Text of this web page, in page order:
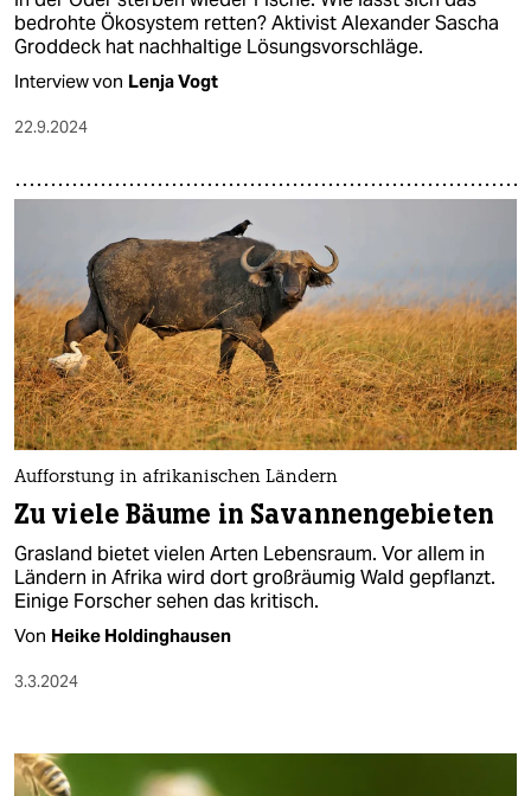
bedrohte Ökosystem retten? Aktivist Alexander Sascha
Groddeck hat nachhaltige Lösungsvorschläge.
Interview von Lenja Vogt
22.9.2024
Aufforstung in afrikanischen Ländern
Zu viele Bäume in Savannengebieten
Grasland bietet vielen Arten Lebensraum. Vor allem in
Ländern in Afrika wird dort großräumig Wald gepflanzt.
Einige Forscher sehen das kritisch.
Von Heike Holdinghausen
3.3.2024